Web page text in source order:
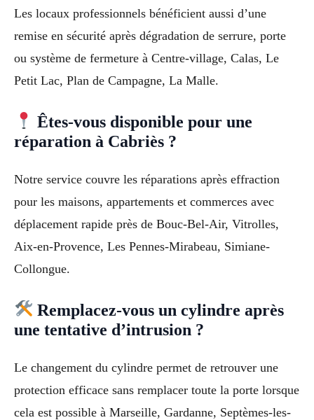
Les locaux professionnels bénéficient aussi d’une
remise en sécurité après dégradation de serrure, porte
ou système de fermeture à Centre-village, Calas, Le
Petit Lac, Plan de Campagne, La Malle.
Êtes-vous disponible pour une
réparation à Cabriès ?
Notre service couvre les réparations après effraction
pour les maisons, appartements et commerces avec
déplacement rapide près de Bouc-Bel-Air, Vitrolles,
Aix-en-Provence, Les Pennes-Mirabeau, Simiane-
Collongue.
Remplacez-vous un cylindre après
une tentative d’intrusion ?
Le changement du cylindre permet de retrouver une
protection efficace sans remplacer toute la porte lorsque
cela est possible à Marseille, Gardanne, Septèmes-les-